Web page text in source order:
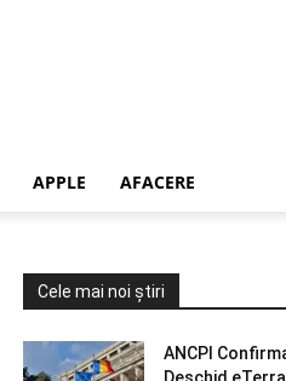
APPLE AFACERE
Cele mai noi știri
ANCPI